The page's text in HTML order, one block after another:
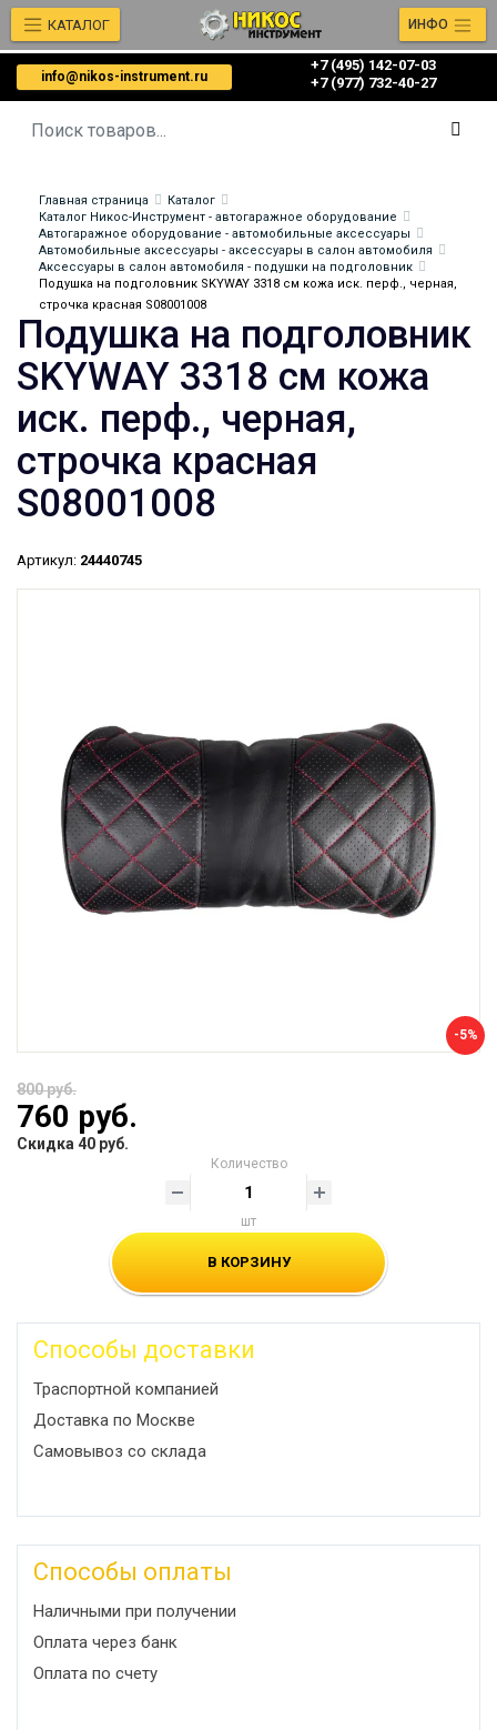
info@nikos-instrument.ru
+7 (495) 142-07-03
‎‎+7 (977) 732-40-27
КАТАЛОГ ИНФО
Главная страница
Каталог
Каталог Никос-Инструмент - автогаражное оборудование
Автогаражное оборудование - автомобильные аксессуары
Автомобильные аксессуары - аксессуары в салон автомобиля
Аксессуары в салон автомобиля - подушки на подголовник
Подушка на подголовник SKYWAY 3318 см кожа иск. перф., черная,
строчка красная S08001008
Подушка на подголовник
SKYWAY 3318 см кожа
иск. перф., черная,
строчка красная
S08001008
Артикул: 24440745
-5%
800 руб.
760 руб.
Скидка 40 руб.
Количество
шт
В КОРЗИНУ
Способы доставки
Траспортной компанией
Доставка по Москве
Самовывоз со склада
Способы оплаты
Наличными при получении
Оплата через банк
Оплата по счету